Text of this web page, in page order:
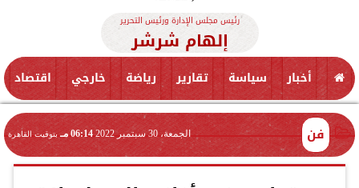
رئيس مجلس الإدارة ورئيس التحرير
إلهام شرشر
أخبار سياسة تقارير رياضة خارجي اقتصاد
فن الجمعة، 30 سبتمبر 2022 06:14 مـ بتوقيت القاهرة